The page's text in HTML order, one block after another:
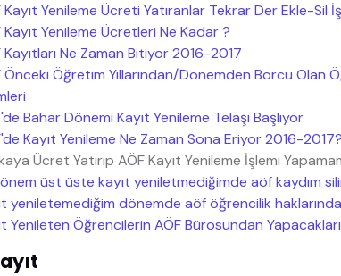
Kayıt Yenileme Ücreti Yatıranlar Tekrar Der Ekle-Sil
Kayıt Yenileme Ücretleri Ne Kadar ?
Kayıtları Ne Zaman Bitiyor 2016-2017
Önceki Öğretim Yıllarından/Dönemden Borcu Olan
Bahar Dönemi Kayıt Yenileme Telaşı Başlıyor
Kayıt Yenileme Ne Zaman Sona Eriyor 2016-2017?
Ücret Yatırıp AÖF Kayıt Yenileme İşlemi
üst üste kayıt yeniletmediğimde aöf kaydım
yeniletemediğim dönemde aöf öğrencilik
Yenileten Öğrencilerin AÖF Bürosundan